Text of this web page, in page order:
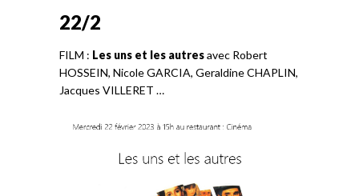
22/2
FILM : Les uns et les autresavec Robert
HOSSEIN, Nicole GARCIA, Geraldine CHAPLIN,
Jacques VILLERET …